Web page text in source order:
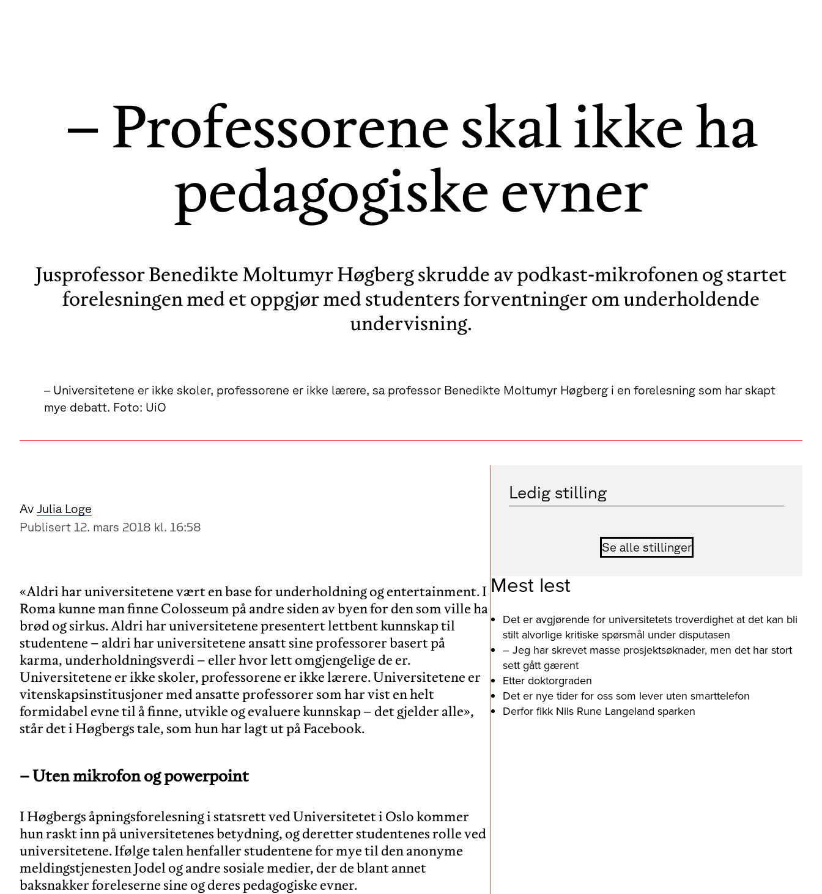
– Professorene skal ikke ha
pedagogiske evner
Jusprofessor Benedikte Moltumyr Høgberg skrudde av podkast-mikrofonen og startet
forelesningen med et oppgjør med studenters forventninger om underholdende
undervisning.
– Universitetene er ikke skoler, professorene er ikke lærere, sa professor Benedikte Moltumyr Høgberg i en forelesning som har skapt
mye debatt. Foto: UiO
Av Julia Loge
Publisert 12. mars 2018 kl. 16:58
«Aldri har universitetene vært en base for underholdning og entertainment. I
Roma kunne man finne Colosseum på andre siden av byen for den som ville ha
brød og sirkus. Aldri har universitetene presentert lettbent kunnskap til
studentene – aldri har universitetene ansatt sine professorer basert på
karma, underholdningsverdi – eller hvor lett omgjengelige de er.
Universitetene er ikke skoler, professorene er ikke lærere. Universitetene er
vitenskapsinstitusjoner med ansatte professorer som har vist en helt
formidabel evne til å finne, utvikle og evaluere kunnskap – det gjelder alle»,
– Uten mikrofon og powerpoint
I Høgbergs åpningsforelesning i statsrett ved Universitetet i Oslo kommer
hun raskt inn på universitetenes betydning, og deretter studentenes rolle ved
universitetene. Ifølge talen henfaller studentene for mye til den anonyme
meldingstjenesten Jodel og andre sosiale medier, der de blant annet
baksnakker foreleserne sine og deres pedagogiske evner.
Ledig stilling
Se alle stillinger
Mest lest
Det er avgjørende for universitetets troverdighet at det kan bli
stilt alvorlige kritiske spørsmål under disputasen
– Jeg har skrevet masse prosjektsøknader, men det har stort
sett gått gærent
Etter doktorgraden
Det er nye tider for oss som lever uten smarttelefon
Derfor fikk Nils Rune Langeland sparken